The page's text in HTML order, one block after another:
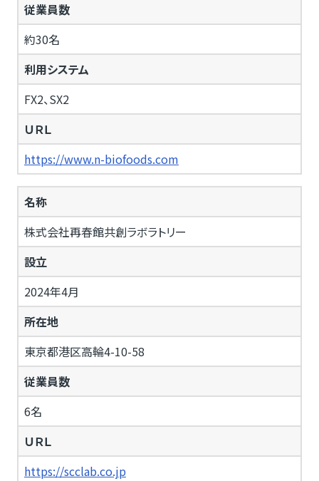
従業員数
約30名
利用システム
FX2、SX2
ＵＲＬ
https://www.n-biofoods.com
名称
株式会社再春館共創ラボラトリー
設立
2024年4月
所在地
東京都港区高輪4-10-58
従業員数
6名
ＵＲＬ
https://scclab.co.jp